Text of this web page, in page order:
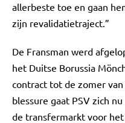
allerbeste toe en gaan
zijn revalidatietraject.”
De Fransman werd
het Duitse Borussia
contract tot de zomer
blessure gaat PSV zich
de transfermarkt voor